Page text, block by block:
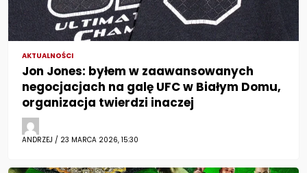
AKTUALNOŚCI
Jon Jones: byłem w zaawansowanych
negocjacjach na galę UFC w Białym Domu,
organizacja twierdzi inaczej
ANDRZEJ / 23 MARCA 2026, 15:30